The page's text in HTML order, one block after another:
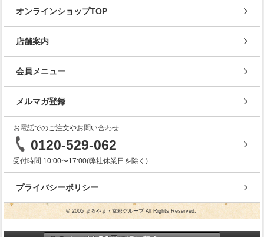
オンラインショップTOP
店舗案内
会員メニュー
メルマガ登録
お電話でのご注文やお問い合わせ
0120-529-062
受付時間 10:00〜17:00(弊社休業日を除く)
プライバシーポリシー
© 2005 まるやま・京彩グループ All Rights Reserved.